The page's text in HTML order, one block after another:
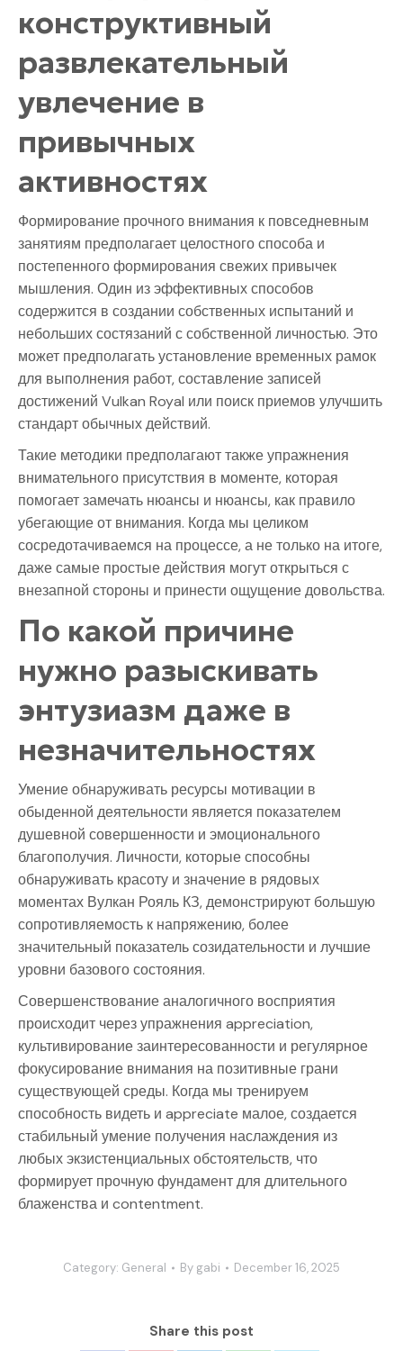
конструктивный
развлекательный
увлечение в
привычных
активностях
Формирование прочного внимания к повседневным
занятиям предполагает целостного способа и
постепенного формирования свежих привычек
мышления. Один из эффективных способов
содержится в создании собственных испытаний и
небольших состязаний с собственной личностью. Это
может предполагать установление временных рамок
для выполнения работ, составление записей
достижений Vulkan Royal или поиск приемов улучшить
стандарт обычных действий.
Такие методики предполагают также упражнения
внимательного присутствия в моменте, которая
помогает замечать нюансы и нюансы, как правило
убегающие от внимания. Когда мы целиком
сосредотачиваемся на процессе, а не только на итоге,
даже самые простые действия могут открыться с
внезапной стороны и принести ощущение довольства.
По какой причине
нужно разыскивать
энтузиазм даже в
незначительностях
Умение обнаруживать ресурсы мотивации в
обыденной деятельности является показателем
душевной совершенности и эмоционального
благополучия. Личности, которые способны
обнаруживать красоту и значение в рядовых
моментах Вулкан Рояль КЗ, демонстрируют большую
сопротивляемость к напряжению, более
значительный показатель созидательности и лучшие
уровни базового состояния.
Совершенствование аналогичного восприятия
происходит через упражнения appreciation,
культивирование заинтересованности и регулярное
фокусирование внимания на позитивные грани
существующей среды. Когда мы тренируем
способность видеть и appreciate малое, создается
стабильный умение получения наслаждения из
любых экзистенциальных обстоятельств, что
формирует прочную фундамент для длительного
блаженства и contentment.
Category: General By gabi December 16, 2025
Share this post